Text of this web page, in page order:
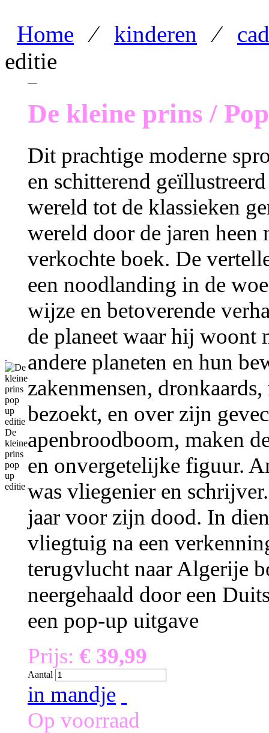
Home ⁄ kinderen ⁄
editie
De
kleine
prins
pop
up
editie
De kleine prins /
Dit prachtige moderne
en schitterend
wereld tot de klassieken
wereld door de jaren heen
verkochte boek. De
een noodlanding in de
wijze en betoverende
de planeet waar hij woont
andere planeten en hun
zakenmensen,
bezoekt, en over zijn
apenbroodboom, maken
en onvergetelijke figuur.
was vliegenier en
jaar voor zijn dood. In
vliegtuig na een
terugvlucht naar Algerije
neergehaald door een
een pop-up uitgave
Prijs: € 39,99
Aantal
in mandje
Op voorraad